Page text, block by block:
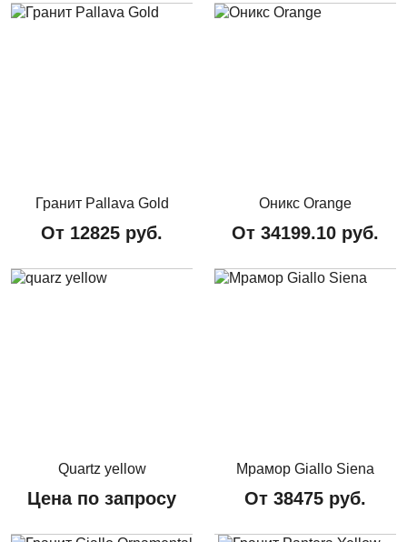
Гранит Pallava Gold
От 12825 руб.
Оникс Orange
От 34199.10 руб.
Quartz yellow
Цена по запросу
Мрамор Giallo Siena
От 38475 руб.